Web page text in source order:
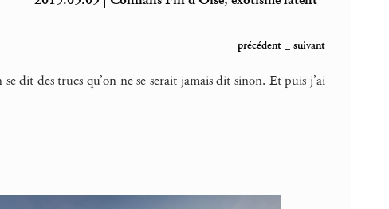
précédent _suivant
dit des trucs qu’on ne se serait jamais dit sinon. Et puis j’ai